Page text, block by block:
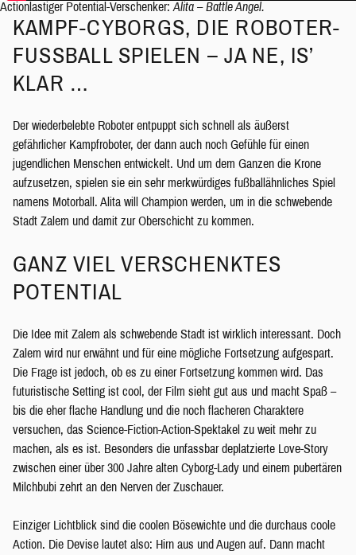
Actionlastiger Potential-Verschenker: Alita – Battle Angel.
KAMPF-CYBORGS, DIE ROBOTER-
FUSSBALL SPIELEN – JA NE, IS’ K
LAR …
Der wiederbelebte Roboter entpuppt sich schnell als äußerst
gefährlicher Kampfroboter, der dann auch noch Gefühle für einen
jugendlichen Menschen entwickelt. Und um dem Ganzen die Krone
aufzusetzen, spielen sie ein sehr merkwürdiges fußballähnliches Spiel
namens Motorball. Alita will Champion werden, um in die schwebende
Stadt Zalem und damit zur Oberschicht zu kommen.
GANZ VIEL VERSCHENKTES
POTENTIAL
Die Idee mit Zalem als schwebende Stadt ist wirklich interessant. Doch
Zalem wird nur erwähnt und für eine mögliche Fortsetzung aufgespart.
Die Frage ist jedoch, ob es zu einer Fortsetzung kommen wird. Das
futuristische Setting ist cool, der Film sieht gut aus und macht Spaß –
bis die eher flache Handlung und die noch flacheren Charaktere
versuchen, das Science-Fiction-Action-Spektakel zu weit mehr zu
machen, als es ist. Besonders die unfassbar deplatzierte Love-Story
zwischen einer über 300 Jahre alten Cyborg-Lady und einem pubertären
Milchbubi zehrt an den Nerven der Zuschauer.
Einziger Lichtblick sind die coolen Bösewichte und die durchaus coole
Action. Die Devise lautet also: Hirn aus und Augen auf. Dann macht